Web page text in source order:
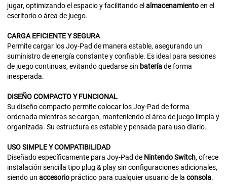
jugar, optimizando el espacio y facilitando el almacenamientoen el
escritorio o área de juego.
CARGA EFICIENTE Y SEGURA
Permite cargar los Joy-Pad de manera estable, asegurando un
suministro de energía constante y confiable. Es ideal para sesiones
de juego continuas, evitando quedarse sin bateríade forma
inesperada.
DISEÑOCOMPACTO Y FUNCIONAL
Su diseño compacto permite colocar los Joy-Pad de forma
ordenada mientras se cargan, manteniendo el área de juego limpia y
organizada. Su estructura es estable y pensada para uso diario.
USOSIMPLE Y COMPATIBILIDAD
Diseñado específicamente para Joy-Pad de NintendoSwitch, ofrece
instalación sencilla tipo plug & play sin configuraciones adicionales,
siendo un accesorio práctico para cualquier usuario de la consola.